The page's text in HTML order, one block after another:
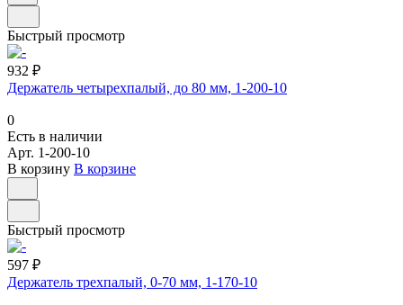
Быстрый просмотр
932 ₽
Держатель четырехпалый, до 80 мм, 1-200-10
0
Есть в наличии
Арт. 1-200-10
В корзину В корзине
Быстрый просмотр
597 ₽
Держатель трехпалый, 0-70 мм, 1-170-10